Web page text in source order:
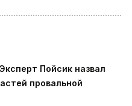
Пойсик назвал
провальной